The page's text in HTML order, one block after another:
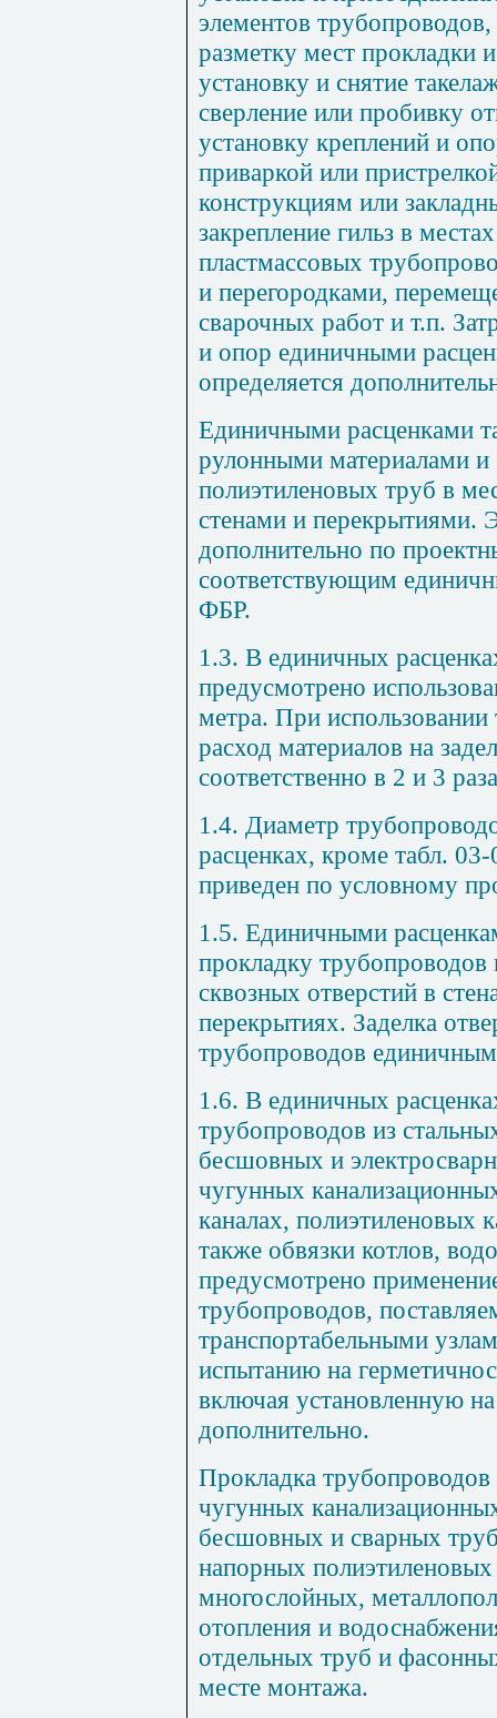
элементов
разметку мест прокладки
установку и снятие
сверление или пробивку
установку креплений и
приваркой или
конструкциям или
закрепление гильз в
пластмассовых
и перегородками,
сварочных работ и т.п.
и опор единичными
определяется
Единичными расценками
рулонными материалами и
полиэтиленовых труб в
стенами и перекрытиями.
дополнительно по
соответствующим
ФБР.
1.3. В единичных
предусмотрено
метра. При
расход материалов на
соответственно в 2 и 3
1.4. Диаметр
расценках, кроме табл.
приведен по условному
1.5. Единичными
прокладку
сквозных отверстий в
перекрытиях. Заделка
трубопроводов
1.6. В единичных
трубопроводов из
бесшовных и
чугунных
каналах, полиэтиленовых
также обвязки котлов,
предусмотрено
трубопроводов,
транспортабельными
испытанию на
включая установленную
дополнительно.
Прокладка
чугунных
бесшовных и сварных
напорных
многослойных,
отопления и
отдельных труб и
месте монтажа.